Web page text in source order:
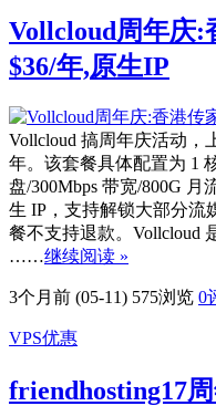
Vollcloud周年庆:
$36/年,原生IP
Vollcloud 搞周年庆活动，
年。该套餐具体配置为 1
盘/300Mbps 带宽/800G
生 IP，支持解锁大部分流
餐不支持退款。Vollcloud
……继续阅读 »
3个月前 (05-11) 575浏览 0
VPS优惠
friendhosting17